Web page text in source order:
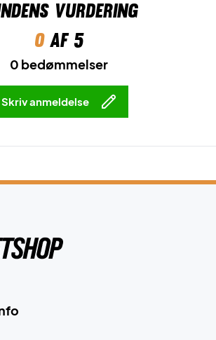
vurdering
0af 5
0 bedømmelser
Skriv anmeldelse